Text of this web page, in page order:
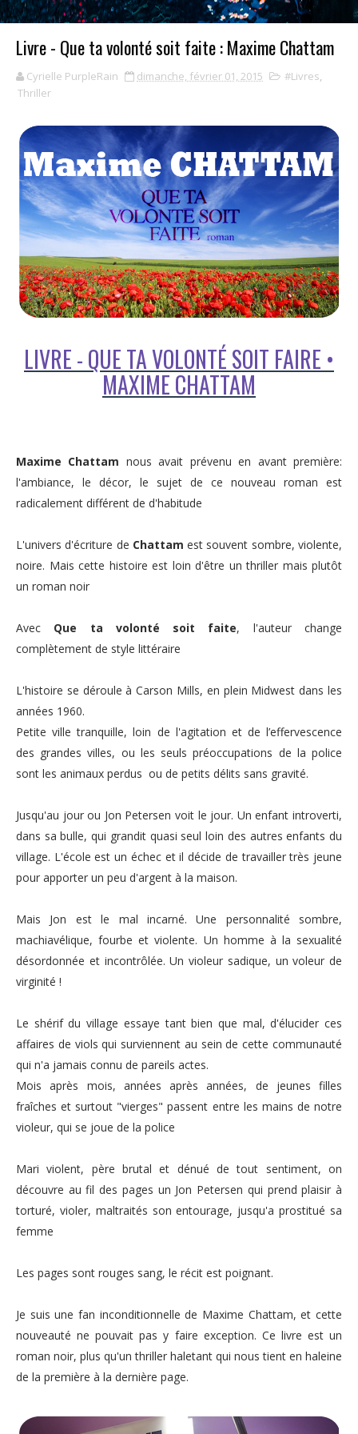
Livre - Que ta volonté soit faite : Maxime Chattam
Cyrielle PurpleRain dimanche, février 01, 2015 #Livres,
Thriller
LIVRE - QUE TA VOLONTÉ SOIT FAIRE •
MAXIME CHATTAM
Maxime Chattam nous avait prévenu en avant première:
l'ambiance, le décor, le sujet de ce nouveau roman est
radicalement différent de d'habitude
L'univers d'écriture de Chattam est souvent sombre, violente,
noire. Mais cette histoire est loin d'être un thriller mais plutôt
un roman noir
Avec Que ta volonté soit faite, l'auteur change
complètement de style littéraire
L'histoire se déroule à Carson Mills, en plein Midwest dans les
années 1960.
Petite ville tranquille, loin de l'agitation et de l’effervescence
des grandes villes, ou les seuls préoccupations de la police
sont les animaux perdus ou de petits délits sans gravité.
Jusqu'au jour ou Jon Petersen voit le jour. Un enfant introverti,
dans sa bulle, qui grandit quasi seul loin des autres enfants du
village. L'école est un échec et il décide de travailler très jeune
pour apporter un peu d'argent à la maison.
Mais Jon est le mal incarné. Une personnalité sombre,
machiavélique, fourbe et violente. Un homme à la sexualité
désordonnée et incontrôlée. Un violeur sadique, un voleur de
virginité !
Le shérif du village essaye tant bien que mal, d'élucider ces
affaires de viols qui surviennent au sein de cette communauté
qui n'a jamais connu de pareils actes.
Mois après mois, années après années, de jeunes filles
fraîches et surtout "vierges" passent entre les mains de notre
violeur, qui se joue de la police
Mari violent, père brutal et dénué de tout sentiment, on
découvre au fil des pages un Jon Petersen qui prend plaisir à
torturé, violer, maltraités son entourage, jusqu'a prostitué sa
femme
Les pages sont rouges sang, le récit est poignant.
Je suis une fan inconditionnelle de Maxime Chattam, et cette
nouveauté ne pouvait pas y faire exception. Ce livre est un
roman noir, plus qu'un thriller haletant qui nous tient en haleine
de la première à la dernière page.